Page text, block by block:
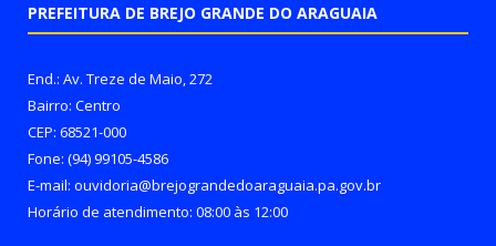
PREFEITURA DE BREJO GRANDE DO ARAGUAIA
End.: Av. Treze de Maio, 272
Bairro: Centro
CEP: 68521-000
Fone: (94) 99105-4586
E-mail: ouvidoria@brejograndedoaraguaia.pa.gov.br
Horário de atendimento: 08:00 às 12:00